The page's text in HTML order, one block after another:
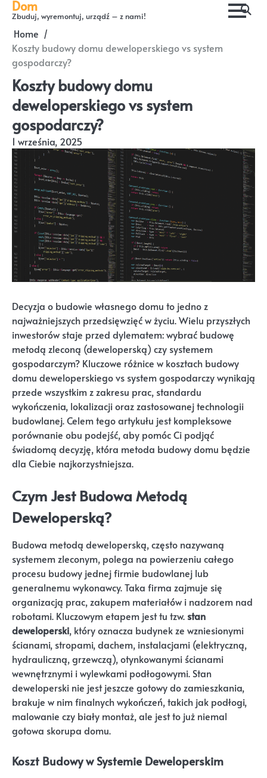
Skip
content
Dom
Zbuduj, wyremontuj, urządź – z nami!
Home
Koszty budowy domu deweloperskiego vs system
gospodarczy?
Koszty budowy domu
deweloperskiego vs system
gospodarczy?
1 września, 2025
Decyzja o budowie własnego domu to jedno z
najważniejszych przedsięwzięć w życiu. Wielu przyszłych
inwestorów staje przed dylematem: wybrać budowę
metodą zleconą (deweloperską) czy systemem
gospodarczym? Kluczowe różnice w kosztach budowy
domu deweloperskiego vs system gospodarczy wynikają
przede wszystkim z zakresu prac, standardu
wykończenia, lokalizacji oraz zastosowanej technologii
budowlanej. Celem tego artykułu jest kompleksowe
porównanie obu podejść, aby pomóc Ci podjąć
świadomą decyzję, która metoda budowy domu będzie
dla Ciebie najkorzystniejsza.
Czym Jest Budowa Metodą
Deweloperską?
Budowa metodą deweloperską, często nazywaną
systemem zleconym, polega na powierzeniu całego
procesu budowy jednej firmie budowlanej lub
generalnemu wykonawcy. Taka firma zajmuje się
organizacją prac, zakupem materiałów i nadzorem nad
robotami. Kluczowym etapem jest tu tzw. stan
deweloperski, który oznacza budynek ze wzniesionymi
ścianami, stropami, dachem, instalacjami (elektryczną,
hydrauliczną, grzewczą), otynkowanymi ścianami
wewnętrznymi i wylewkami podłogowymi. Stan
deweloperski nie jest jeszcze gotowy do zamieszkania,
brakuje w nim finalnych wykończeń, takich jak podłogi,
malowanie czy biały montaż, ale jest to już niemal
gotowa skorupa domu.
Koszt Budowy w Systemie Deweloperskim